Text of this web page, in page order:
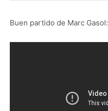
Buen partido de Marc Gasol: